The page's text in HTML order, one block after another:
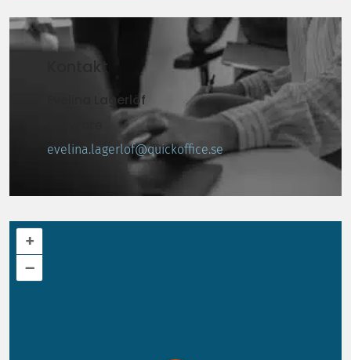
Kontakt
Evelina Lagerlöf
evelina.lagerlof@quickoffice.se
+
–